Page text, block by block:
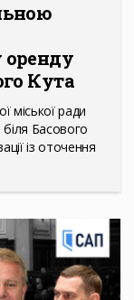
оренду
Кута
міської ради
Басового
із оточення